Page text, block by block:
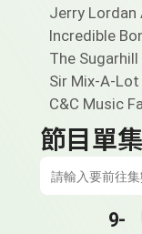
Jerry Lordan
Incredible
The
Sir Mix-A-
C&C Music
節目單
9-